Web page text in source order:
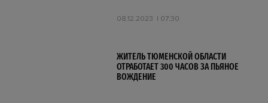
08.12.2023 07:30
ЖИТЕЛЬ ТЮМЕНСКОЙ ОБЛАСТИ
ОТРАБОТАЕТ 300 ЧАСОВ ЗА ПЬЯНОЕ
ВОЖДЕНИЕ